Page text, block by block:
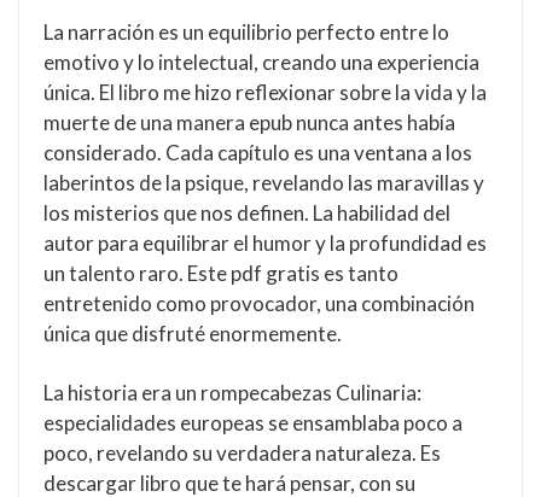
La narración es un equilibrio perfecto entre lo
emotivo y lo intelectual, creando una experiencia
única. El libro me hizo reflexionar sobre la vida y la
muerte de una manera epub nunca antes había
considerado. Cada capítulo es una ventana a los
laberintos de la psique, revelando las maravillas y
los misterios que nos definen. La habilidad del
autor para equilibrar el humor y la profundidad es
un talento raro. Este pdf gratis es tanto
entretenido como provocador, una combinación
única que disfruté enormemente.
La historia era un rompecabezas Culinaria:
especialidades europeas se ensamblaba poco a
poco, revelando su verdadera naturaleza. Es
descargar libro que te hará pensar, con su